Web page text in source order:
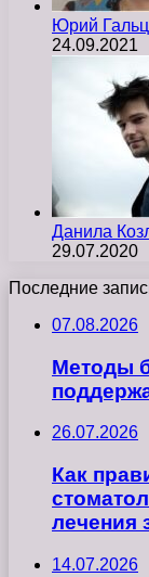
Юрий
24.09.2021
Данила
29.07.2020
Последние
07.08.2026
Методы
26.07.2026
Как
лечения
14.07.2026